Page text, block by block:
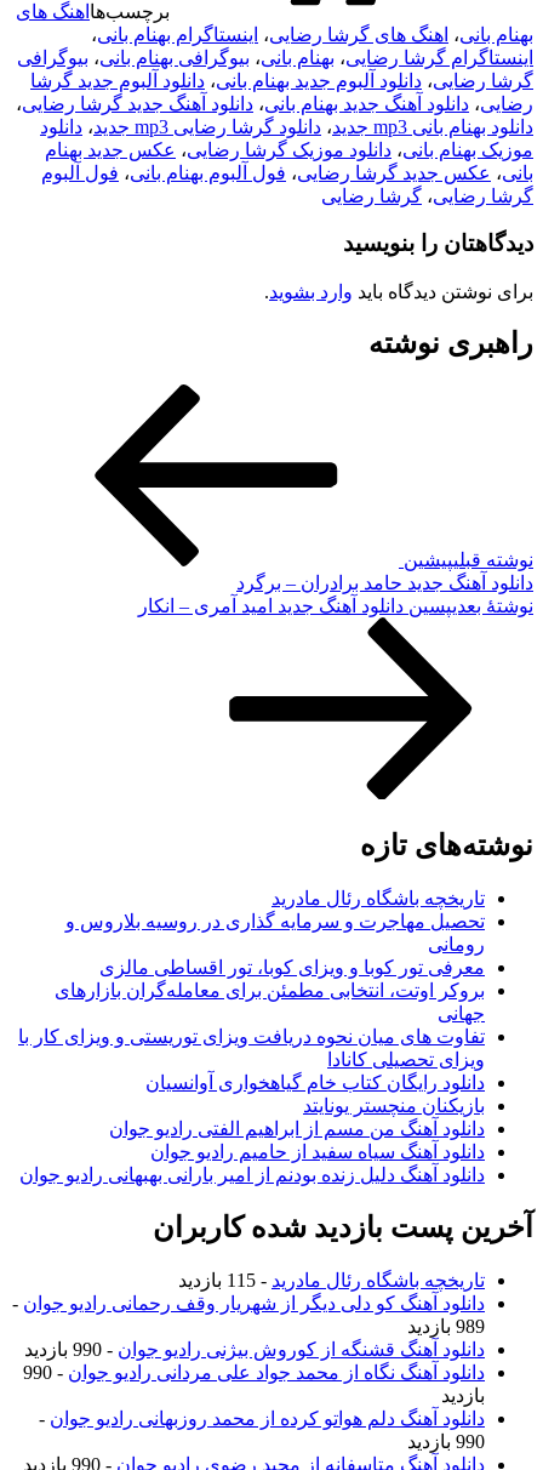
برچسب‌ها اهنگ های
بهنام بانی، اهنگ های گرشا رضایی، اینستاگرام بهنام بانی،
اینستاگرام گرشا رضایی، بهنام بانی، بیوگرافی بهنام بانی، بیوگرافی
گرشا رضایی، دانلود آلبوم جدید بهنام بانی، دانلود آلبوم جدید گرشا
رضایی، دانلود آهنگ جدید بهنام بانی، دانلود آهنگ جدید گرشا رضایی،
دانلود بهنام بانی mp3 جدید
، دانلود گرشا رضایی mp3 جدید ، دانلود
موزیک بهنام بانی، دانلود موزیک گرشا رضایی، عکس جدید بهنام
بانی، عکس جدید گرشا رضایی، فول آلبوم بهنام بانی، فول آلبوم
گرشا رضایی، گرشا رضایی
دیدگاهتان را بنویسید
برای نوشتن دیدگاه باید وارد بشوید.
راهبری نوشته
نوشته قبلیپیشین
دانلود آهنگ جدید حامد برادران – برگرد
نوشته‌ٔ بعدیپسین دانلود آهنگ جدید امید آمری – انکار
نوشته‌های تازه
تاریخچه باشگاه رئال مادرید
تحصیل مهاجرت و سرمایه گذاری در روسیه بلاروس و
رومانی
معرفی تور کوبا و ویزای کوبا، تور اقساطی مالزی
بروکر اوتت، انتخابی مطمئن برای معامله‌گران بازارهای
جهانی
تفاوت های میان نحوه دریافت ویزای توریستی و ویزای کار با
ویزای تحصیلی کانادا
دانلود رایگان کتاب خام گیاهخواری آوانسیان
بازیکنان منچستر یونایتد
دانلود آهنگ من مسم از ابراهیم الفتی رادیو جوان
دانلود آهنگ سیاه سفید از حامیم رادیو جوان
دانلود آهنگ دلیل زنده بودنم از امیر بارانی بهبهانی رادیو جوان
آخرین پست بازدید شده کاربران
تاریخچه باشگاه رئال مادرید - 115 بازدید
دانلود آهنگ کو دلی دیگر از شهریار وقف رحمانی رادیو جوان -
989 بازدید
دانلود آهنگ قشنگه از کوروش بیژنی رادیو جوان - 990 بازدید
دانلود آهنگ نگاه از محمد جواد علی مردانی رادیو جوان
- 990
بازدید
دانلود آهنگ دلم هواتو کرده از محمد روزبهانی رادیو جوان -
990 بازدید
دانلود آهنگ متاسفانه از مجید رضوی رادیو جوان - 990 بازدید